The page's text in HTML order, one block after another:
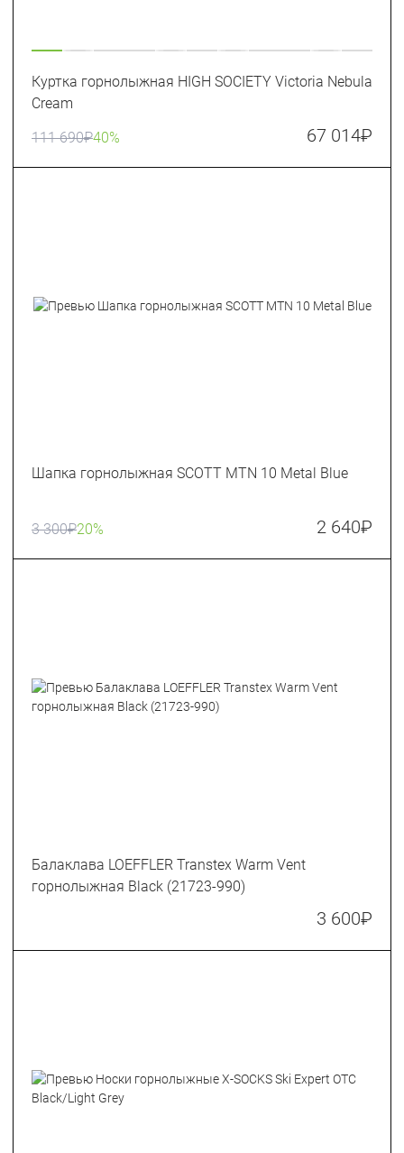
Куртка горнолыжная HIGH SOCIETY Victoria Nebula
Cream
111 690₽40% 67 014₽
Шапка горнолыжная SCOTT MTN 10 Metal Blue
3 300₽20% 2 640₽
Балаклава LOEFFLER Transtex Warm Vent
горнолыжная Black (21723-990)
3 600₽